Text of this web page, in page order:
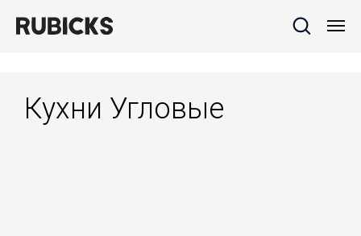
Кухни Угловые